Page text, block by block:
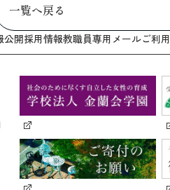
一覧へ戻る
公開採用情報教職員専用メールご利